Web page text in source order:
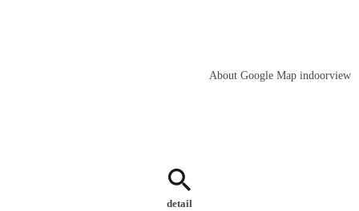
About Google Map indoorview
detail